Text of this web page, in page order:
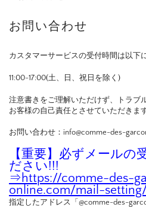
お問い合わせ
カスタマーサービスの受付時間は以下
11:00-17:00(土、日、祝日を除く)
注意書きをご理解いただけず、トラブ
お客様の自己責任とさせていただきま
お問い合わせ：info@comme-des-
【重要】必ずメールの
ださい!!!
⇒ https://comme-des-
online.com/mail-
指定したアドレス「@comme-des-